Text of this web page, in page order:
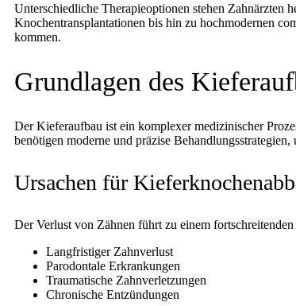
Unterschiedliche Therapieoptionen stehen Zahnärzten
Knochentransplantationen bis hin zu hochmodernen
kommen.
Grundlagen des
Der Kieferaufbau ist ein komplexer medizinischer
benötigen moderne und präzise
Ursachen für
Der Verlust von Zähnen führt zu einem
Langfristiger Zahnverlust
Parodontale Erkrankungen
Traumatische Zahnverletzungen
Chronische Entzündungen